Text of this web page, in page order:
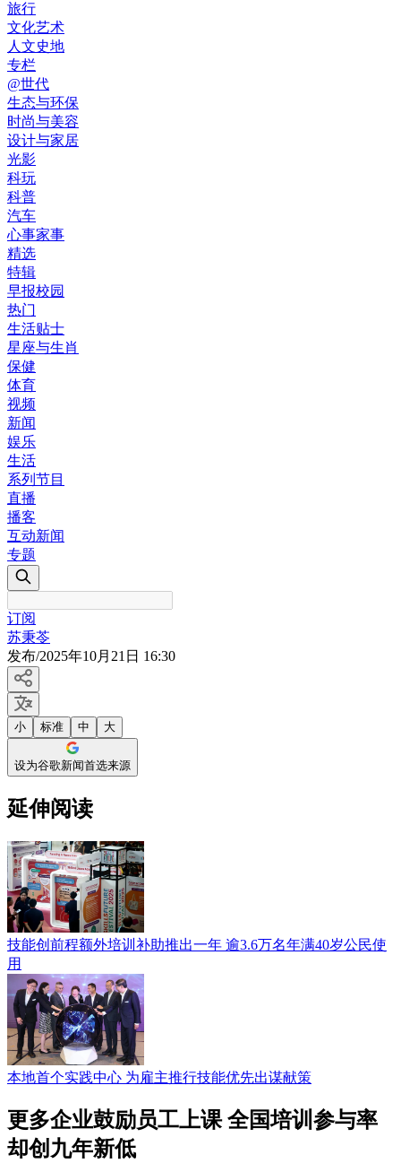
旅行
文化艺术
人文史地
专栏
@世代
生态与环保
时尚与美容
设计与家居
光影
科玩
科普
汽车
心事家事
精选
特辑
早报校园
热门
生活贴士
星座与生肖
保健
体育
视频
新闻
娱乐
生活
系列节目
直播
播客
互动新闻
专题
订阅
苏秉苓
发布/2025年10月21日 16:30
小 标准 中 大
设为谷歌新闻首选来源
延伸阅读
技能创前程额外培训补助推出一年 逾3.6万名年满40岁公民使
用
本地首个实践中心 为雇主推行技能优先出谋献策
更多企业鼓励员工上课 全国培训参与率
却创九年新低